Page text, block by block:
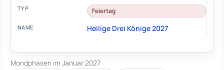
Feiertag
Heilige Drei Könige 2027
Mondphasen im Januar 2027